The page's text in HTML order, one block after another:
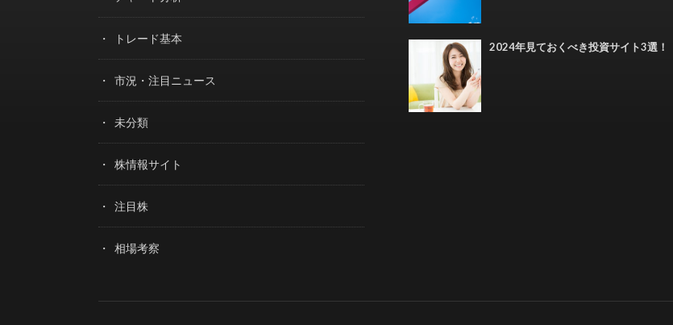
トレード基本
市況・注目ニュース
未分類
株情報サイト
注目株
相場考察
2024年見ておくべき投資サイト3選！